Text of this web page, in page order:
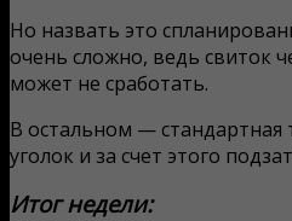
Но назвать это
очень сложно, ведь свиток
может не сработать.
В остальном — стандартная
уголок и за счет этого
Итог недели: